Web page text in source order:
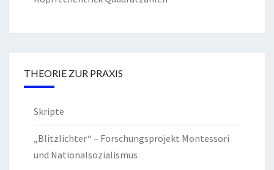
THEORIE ZUR PRAXIS
Skripte
„Blitzlichter“ – Forschungsprojekt Montessori
und Nationalsozialismus